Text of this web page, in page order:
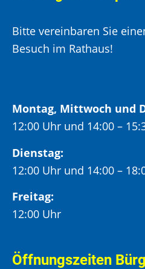
Bitte vereinbaren Sie
Besuch im Rathaus!
Montag, Mittwoch und
12:00 Uhr und 14:00 –
12:00 Uhr und 14:00 –
12:00 Uhr
Öffnungszeiten